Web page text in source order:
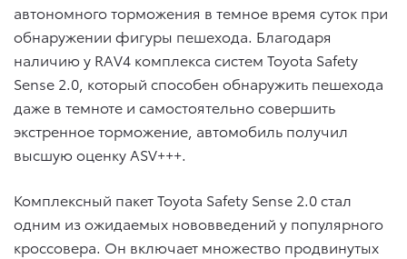
автономного торможения в темное время суток при
обнаружении фигуры пешехода. Благодаря
наличию у RAV4 комплекса систем Toyota Safety
Sense 2.0, который способен обнаружить пешехода
даже в темноте и самостоятельно совершить
экстренное торможение, автомобиль получил
высшую оценку ASV+++.
Комплексный пакет Toyota Safety Sense 2.0 стал
одним из ожидаемых нововведений у популярного
кроссовера. Он включает множество продвинутых